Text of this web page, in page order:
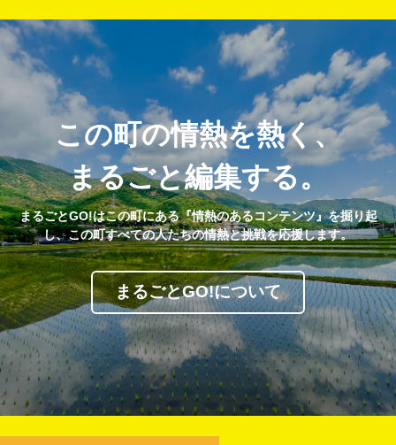
この町の情熱を熱く、
まるごと編集する。
まるごとGO!はこの町にある『情熱のあるコンテンツ』を掘り起
し、この町すべての人たちの情熱と挑戦を応援します。
まるごとGO!について